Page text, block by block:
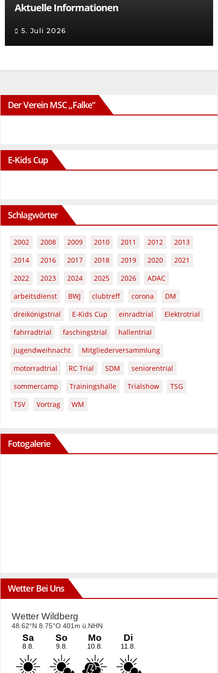
Aktuelle Informationen
5. Juli 2026
Der Verein MSC „Falke“
E-Kids Cup
Schlagwörter
2002 2008 2009 2010 2011 2012
2013
2014
2016 2017 2018 2019 2020
2021
2022
2023 2024 2025 2026
ADAC
arbeitsdienst
BWJ clubtreff corona
DM
dreikönigstrial
E-Kids Cup einradtrial
Elektrotrial
fahrradtrial
faschingstrial
hallentrial
jugendweihnacht
Mitgliederversammlung
motorradtrial
RC Trial SDM
seniorentrial
sommercamp
Trainingshalle Trialshow
TSG
TSV
Vortrag WM
Fotogalerie
Wetter Bei Uns